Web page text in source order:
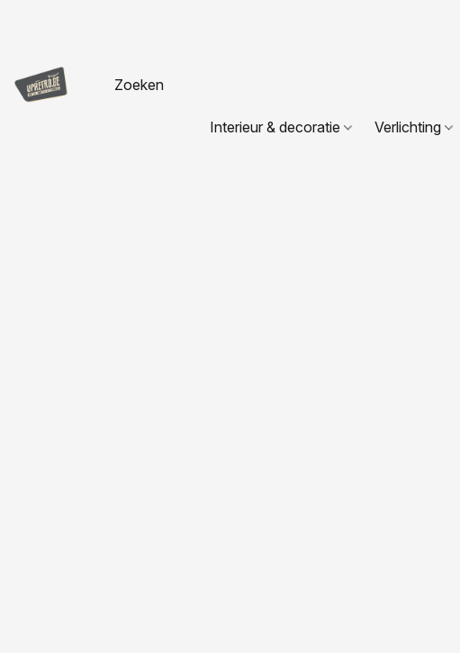
Interieur & decoratie Verlichting